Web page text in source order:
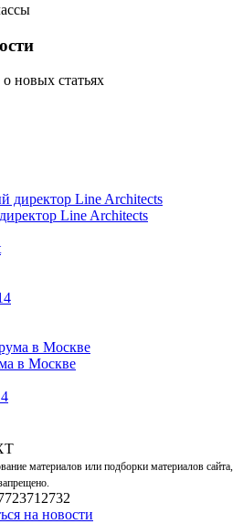
новых статьях
Line Architects
в Москве
материалов или подборки материалов сайта,
на новости